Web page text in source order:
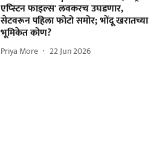
एप्स्टिन फाइल्स' लवकरच उघडणार,
सेटवरून पहिला फोटो समोर; भोंदू खरातच्या
भूमिकेत कोण?
Priya More 22 Jun 2026